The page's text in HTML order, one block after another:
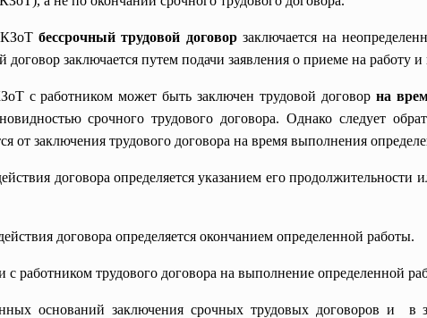
КЗоТбессрочный трудовой договорзаключается на
договор заключается путем подачи заявления о приеме на работу
с работником может быть заключен трудовой договор на
срочного трудового договора. Однако следует
от заключения трудового договора на время выполнения
договора определяется указанием его
договора определяется окончанием определенной работы.
работником трудового договора на выполнение определенной
основанийзаключения срочных трудовых договоров и в